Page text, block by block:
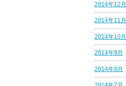
2014年12月
2014年11月
2014年10月
2014年9月
2014年8月